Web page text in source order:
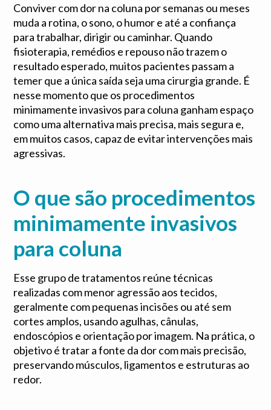
Conviver com dor na coluna por semanas ou meses
muda a rotina, o sono, o humor e até a confiança
para trabalhar, dirigir ou caminhar. Quando
fisioterapia, remédios e repouso não trazem o
resultado esperado, muitos pacientes passam a
temer que a única saída seja uma cirurgia grande. É
nesse momento que os procedimentos
minimamente invasivos para coluna ganham espaço
como uma alternativa mais precisa, mais segura e,
em muitos casos, capaz de evitar intervenções mais
agressivas.
O que são procedimentos
minimamente invasivos
para coluna
Esse grupo de tratamentos reúne técnicas
realizadas com menor agressão aos tecidos,
geralmente com pequenas incisões ou até sem
cortes amplos, usando agulhas, cânulas,
endoscópios e orientação por imagem. Na prática, o
objetivo é tratar a fonte da dor com mais precisão,
preservando músculos, ligamentos e estruturas ao
redor.